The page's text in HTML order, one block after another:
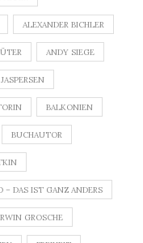
ALEXANDER BICHLER
ANDY SIEGE
BALKONIEN
BUCHAUTOR
– DAS IST GANZ ANDERS
GROSCHE